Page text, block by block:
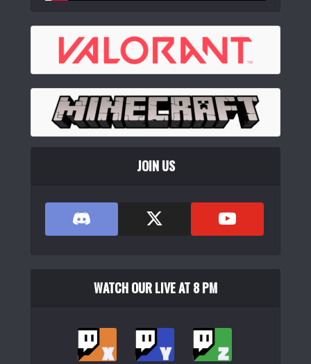
EPOMAKER HE108 ラピトリ ホール効果ゲーミングキーボー
ド 8Kポー...
(54414 )
54679)
JOIN US
WATCH OUR LIVE AT 8 PM